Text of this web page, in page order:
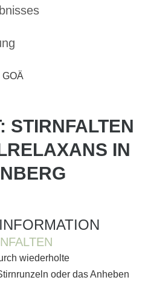
STIRNFALTEN
IN
wiederholte
oder das Anheben